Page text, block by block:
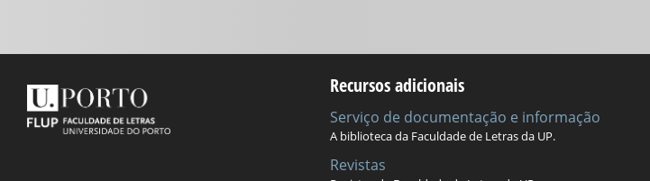
Recursos adicionais
Serviço de documentação e informação
A biblioteca da Faculdade de Letras da UP.
Revistas